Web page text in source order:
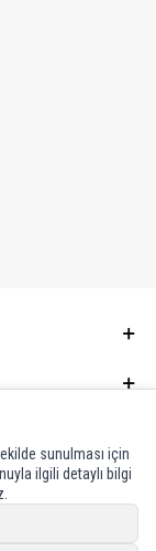
sunulması için
ilgili detaylı bilgi